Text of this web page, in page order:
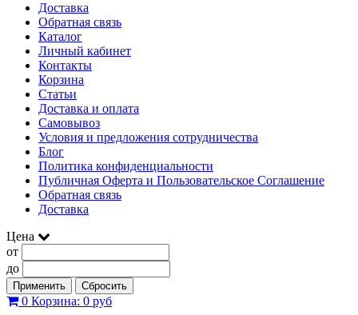
Доставка
Обратная связь
Каталог
Личный кабинет
Контакты
Корзина
Статьи
Доставка и оплата
Самовывоз
Условия и предложения сотрудничества
Блог
Политика конфиденциальности
Публичная Оферта и Пользовательское Соглашение
Обратная связь
Доставка
Цена
от
до
Применить Сбросить
0 Корзина: 0 руб